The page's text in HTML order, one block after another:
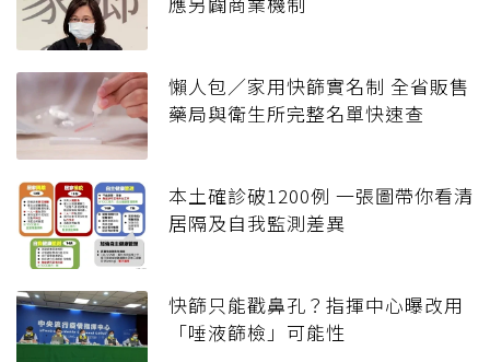
懶人包／家用快篩實名制 全省販售
藥局與衛生所完整名單快速查
本土確診破1200例 一張圖帶你看清
居隔及自我監測差異
快篩只能戳鼻孔？指揮中心曝改用
「唾液篩檢」可能性